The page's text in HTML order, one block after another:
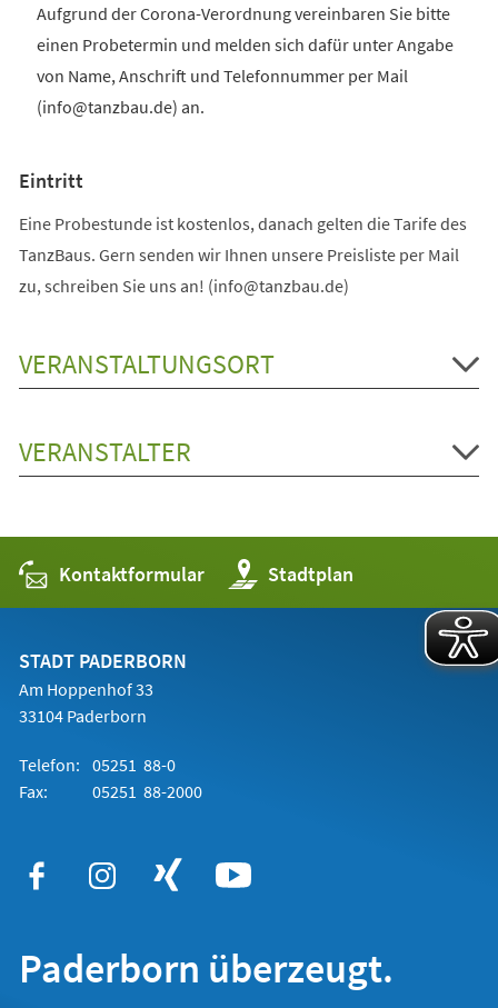
Aufgrund der Corona-Verordnung vereinbaren Sie bitte
einen Probetermin und melden sich dafür unter Angabe
von Name, Anschrift und Telefonnummer per Mail
(info@tanzbau.de) an.
Eintritt
Eine Probestunde ist kostenlos, danach gelten die Tarife des
TanzBaus. Gern senden wir Ihnen unsere Preisliste per Mail
zu, schreiben Sie uns an! (info@tanzbau.de)
VERANSTALTUNGSORT
VERANSTALTER
Kontaktformular Stadtplan
(Öffnet
in
einem
STADT PADERBORN
Am Hoppenhof 33
33104 Paderborn
Telefon: 05251 88-0
Fax:
05251 88-2000
Paderborn überzeugt.